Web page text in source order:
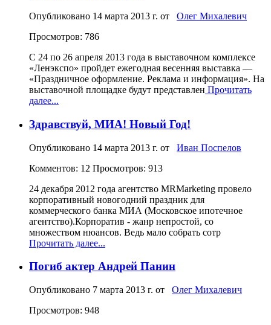
Опубликовано 14 марта 2013 г. от Олег Михалевич
Просмотров: 786
С 24 по 26 апреля 2013 года в выставочном комплексе
«Ленэкспо» пройдет ежегодная весенняя выставка —
«Праздничное оформление. Реклама и информация». На
выставочной площадке будут представлен Прочитать
далее...
Здравствуй, МИА! Новый Год!
Опубликовано 14 марта 2013 г. от Иван Поспелов
Комментов: 12 Просмотров: 913
24 декабря 2012 года агентство MRMarketing провело
корпоративный новогодний праздник для
коммерческого банка МИА (Московское ипотечное
агентство).Корпоратив - жанр непростой, со
множеством нюансов. Ведь мало собрать сотр
Прочитать далее...
Погиб актер Андрей Панин
Опубликовано 7 марта 2013 г. от Олег Михалевич
Просмотров: 948